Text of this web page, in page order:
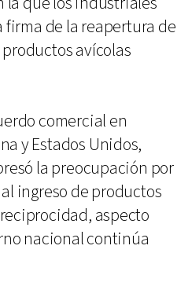
firma de la reapertura de
avícolas
comercial en
y Estados Unidos,
la preocupación por
ingreso de productos
aspecto
nacional continúa